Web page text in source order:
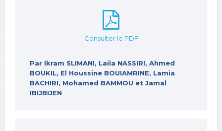
Consulter le PDF
Par Ikram SLIMANI, Laila NASSIRI, Ahmed
BOUKIL, El Houssine BOUIAMRINE, Lamia
BACHIRI, Mohamed BAMMOU et Jamal
IBIJBIJEN